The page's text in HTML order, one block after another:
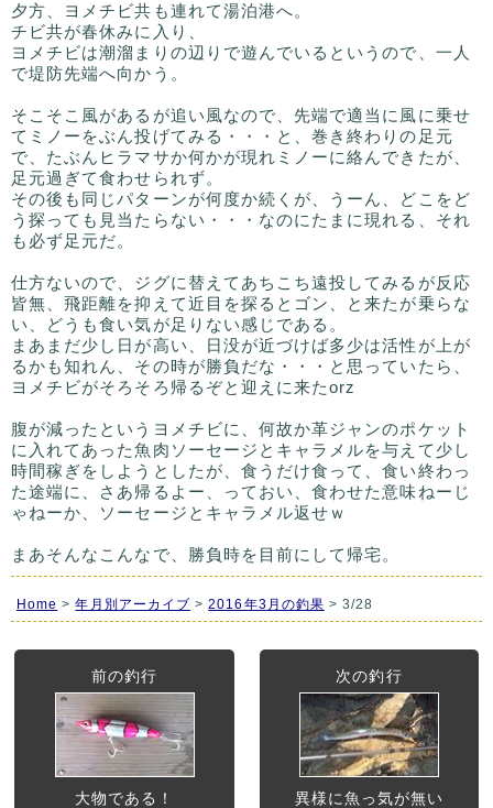
夕方、ヨメチビ共も連れて湯泊港へ。
チビ共が春休みに入り、
ヨメチビは潮溜まりの辺りで遊んでいるというので、一人
で堤防先端へ向かう。
そこそこ風があるが追い風なので、先端で適当に風に乗せ
てミノーをぶん投げてみる・・・と、巻き終わりの足元
で、たぶんヒラマサか何かが現れミノーに絡んできたが、
足元過ぎて食わせられず。
その後も同じパターンが何度か続くが、うーん、どこをど
う探っても見当たらない・・・なのにたまに現れる、それ
も必ず足元だ。
仕方ないので、ジグに替えてあちこち遠投してみるが反応
皆無、飛距離を抑えて近目を探るとゴン、と来たが乗らな
い、どうも食い気が足りない感じである。
まあまだ少し日が高い、日没が近づけば多少は活性が上が
るかも知れん、その時が勝負だな・・・と思っていたら、
ヨメチビがそろそろ帰るぞと迎えに来たorz
腹が減ったというヨメチビに、何故か革ジャンのポケット
に入れてあった魚肉ソーセージとキャラメルを与えて少し
時間稼ぎをしようとしたが、食うだけ食って、食い終わっ
た途端に、さあ帰るよー、っておい、食わせた意味ねーじ
ゃねーか、ソーセージとキャラメル返せｗ
まあそんなこんなで、勝負時を目前にして帰宅。
Home >年月別アーカイブ >2016年3月の釣果 > 3/28
前の釣行
大物である！
次の釣行
異様に魚っ気が無い